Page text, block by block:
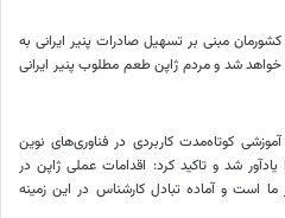
مبنی بر تسهیل صادرات پنیر ایرانی به
شد و مردم ژاپن طعم مطلوب پنیر ایرانی
کوتاه‌مدت کاربردی در فناوری‌های نوین
شد و تاکید کرد: اقدامات عملی ژاپن در
ما است و آماده تبادل کارشناس در این زمینه